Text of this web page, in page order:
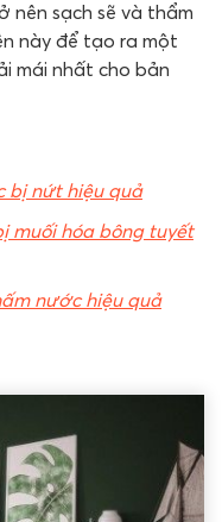
nên sạch sẽ và thẩm
này để tạo ra một
mái nhất cho bản
bị nứt hiệu quả
muối hóa bông tuyết
nước hiệu quả